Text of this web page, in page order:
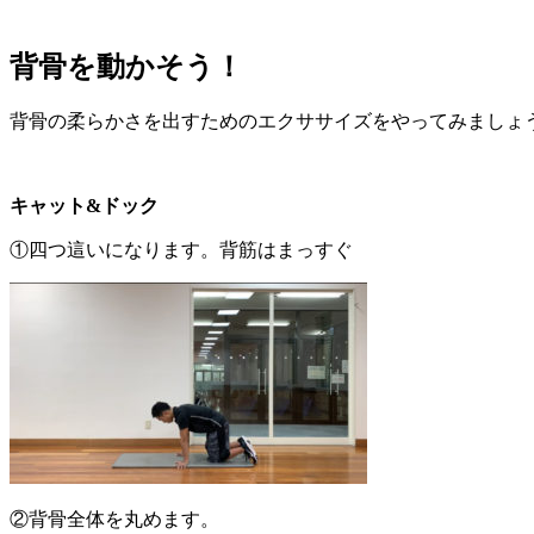
背骨を動かそう！
背骨の柔らかさを出すためのエクササイズをやってみましょ
キャット&ドック
①四つ這いになります。背筋はまっすぐ
②背骨全体を丸めます。